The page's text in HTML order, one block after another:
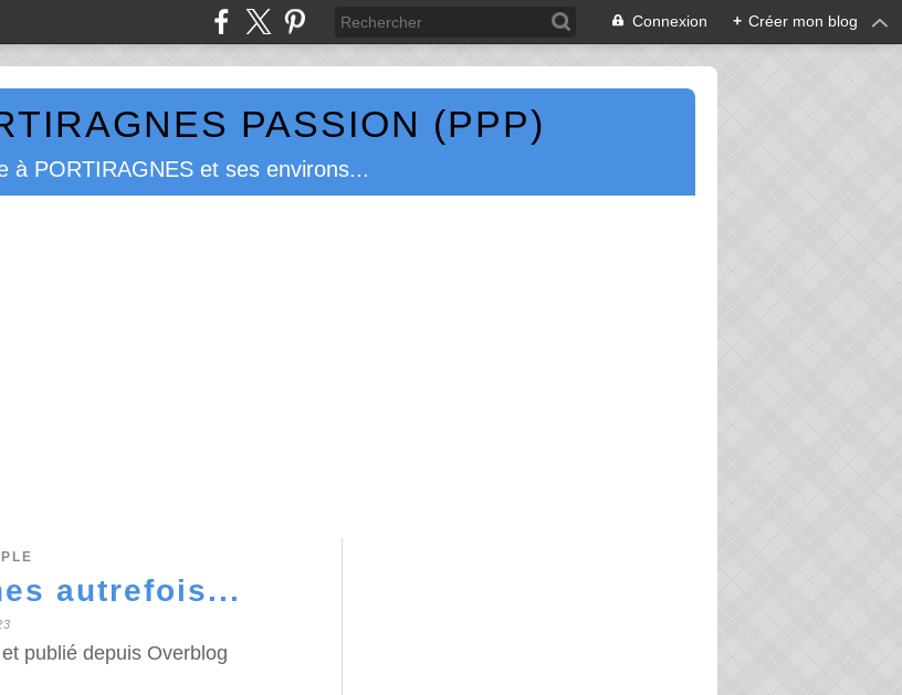
Connexion + Créer mon blog
PASSION (PPP)
à PORTIRAGNES et ses environs...
autrefois...
publié depuis Overblog